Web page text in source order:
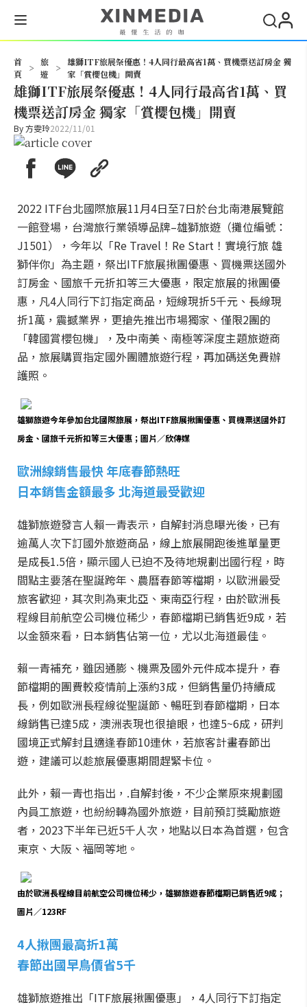
首
頁
>
旅
遊
>
雄獅ITF旅展祭優惠！4人同行最高省1萬、買機票送訂房金 獨
家「賞櫻包機」開賣
雄獅ITF旅展祭優惠！4人同行最高省1萬、買
機票送訂房金 獨家「賞櫻包機」開賣
By方雯玲2022/11/01
2022 ITF台北國際旅展11月4日至7日於台北南港展覽館
一館登場，台灣旅行業領導品牌–雄獅旅遊（攤位編號：
J1501），今年以「Re Travel！Re Start！實境行旅 雄
獅伴你」為主題，祭出ITF旅展揪團優惠、買機票送國外
訂房金、國旅千元折扣等三大優惠，限定旅展的揪團優
惠，凡4人同行下訂指定商品，短線現折5千元、長線現
折1萬，震撼業界，更搶先推出市場獨家、僅限2團的
「韓國賞櫻包機」，及中南美、南極等深度主題旅遊商
品，旅展購買指定國外團體旅遊行程，再加碼送免費辦
護照。
雄獅旅遊今年參加台北國際旅展，祭出ITF旅展揪團優惠、買機票送國外訂
房金、國旅千元折扣等三大優惠；圖片／欣傳媒
歐洲線銷售最快 年底春節熱旺
日本銷售金額最多 北海道最受歡迎
雄獅旅遊發言人賴一青表示，自解封消息曝光後，已有
逾萬人次下訂國外旅遊商品，線上旅展開跑後進單量更
是成長1.5倍，顯示國人已迫不及待地規劃出國行程，時
間點主要落在聖誕跨年、農曆春節等檔期，以歐洲最受
旅客歡迎，其次則為東北亞、東南亞行程，由於歐洲長
程線目前航空公司機位稀少，春節檔期已銷售近9成，若
以金額來看，日本銷售佔第一位，尤以北海道最佳。
賴一青補充，雖因通膨、機票及國外元件成本提升，春
節檔期的團費較疫情前上漲約3成，但銷售量仍持續成
長，例如歐洲長程線從聖誕節、暢旺到春節檔期，日本
線銷售已達5成，澳洲表現也很搶眼，也達5~6成，研判
國境正式解封且適逢春節10連休，若旅客計畫春節出
遊，建議可以趁旅展優惠期間趕緊卡位。
此外，賴一青也指出，.自解封後，不少企業原來規劃國
內員工旅遊，也紛紛轉為國外旅遊，目前預訂獎勵旅遊
者，2023下半年已近5千人次，地點以日本為首選，包含
東京、大阪、福岡等地。
由於歐洲長程線目前航空公司機位稀少，雄獅旅遊春節檔期已銷售近9成；
圖片／123RF
4人揪團最高折1萬
春節出國早鳥價省5千
雄獅旅遊推出「ITF旅展揪團優惠」，4人同行下訂指定